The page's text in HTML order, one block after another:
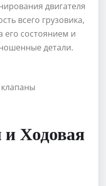
двигателя
всего грузовика,
его состоянием и
детали.
Ходовая